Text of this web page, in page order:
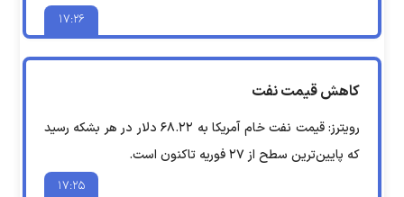
۱۷:۲۶
کاهش قیمت نفت
۱۷:۲۵
رویترز: قیمت نفت خام آمریکا به ۶۸.۲۲ دلار در هر بشکه رسید
که پایین‌ترین سطح از ۲۷ فوریه تاکنون است.